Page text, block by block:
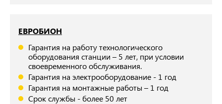
ЕВРОБИОН
Гарантия на работу технологического
оборудования станции – 5 лет, при условии
своевременного обслуживания.
Гарантия на электрооборудование - 1 год
Гарантия на монтажные работы – 1 год
Срок службы - более 50 лет